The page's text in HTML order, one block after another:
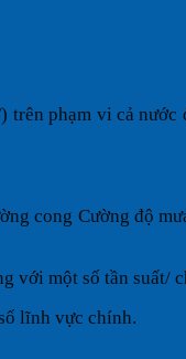
trên phạm vi cảnước
cong Cường độ
với một số tần
lĩnh vực chính.